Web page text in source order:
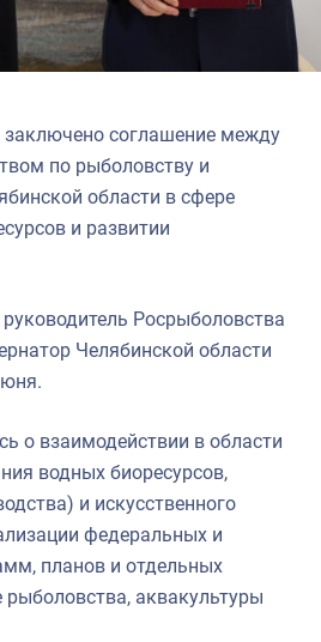
соглашение между
по рыболовству и
области в сфере
и развитии
Росрыболовства
Челябинской области
о взаимодействии в области
водных биоресурсов,
и искусственного
федеральных и
планов и отдельных
аквакультуры